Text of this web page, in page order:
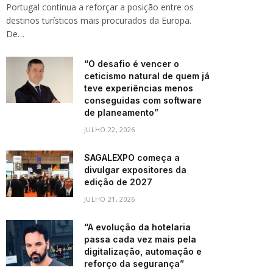
Portugal continua a reforçar a posição entre os
destinos turísticos mais procurados da Europa.
De…
“O desafio é vencer o
ceticismo natural de quem já
teve experiências menos
conseguidas com software
de planeamento”
JULHO 22, 2026
SAGALEXPO começa a
divulgar expositores da
edição de 2027
JULHO 21, 2026
“A evolução da hotelaria
passa cada vez mais pela
digitalização, automação e
reforço da segurança”